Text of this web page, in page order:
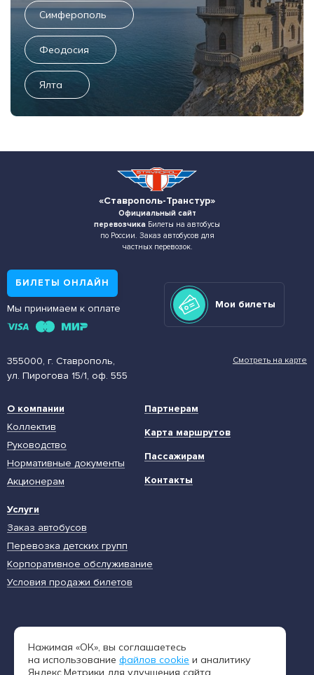
Симферополь
Феодосия
Ялта
«Ставрополь-Транстур»
Официальный сайт
перевозчика Билеты на автобусы
по России. Заказ автобусов для
частных перевозок.
355000, г. Ставрополь,
ул. Пирогова 15/1, оф. 555
Смотреть на карте
БИЛЕТЫ ОНЛАЙН
Мы принимаем к оплате Мои билеты
О компании
Коллектив
Руководство
Нормативные документы
Акционерам
Услуги
Заказ автобусов
Перевозка детских групп
Корпоративное обслуживание
Условия продажи билетов
Партнерам
Карта маршрутов
Пассажирам
Контакты
8 (962) 402-65-54
Нажимая «ОК», вы соглашаетесь
на использование файлов cookie и аналитику
Яндекс.Метрики для улучшения сайта.